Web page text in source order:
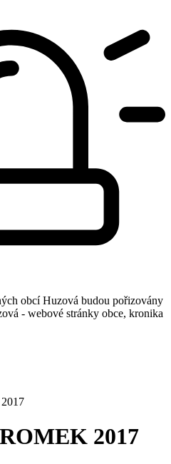
obcí Huzová budou pořizovány
- webové stránky obce, kronika
2017